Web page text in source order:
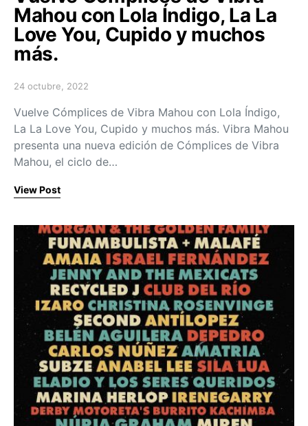
Mahou con Lola Índigo, La La
Love You, Cupido y muchos
más.
Posted on
24 octubre, 2022
Vuelve Cómplices de Vibra Mahou con Lola Índigo,
La La Love You, Cupido y muchos más. Vibra Mahou
presenta una nueva edición de Cómplices de Vibra
Mahou, el ciclo de…
View Post